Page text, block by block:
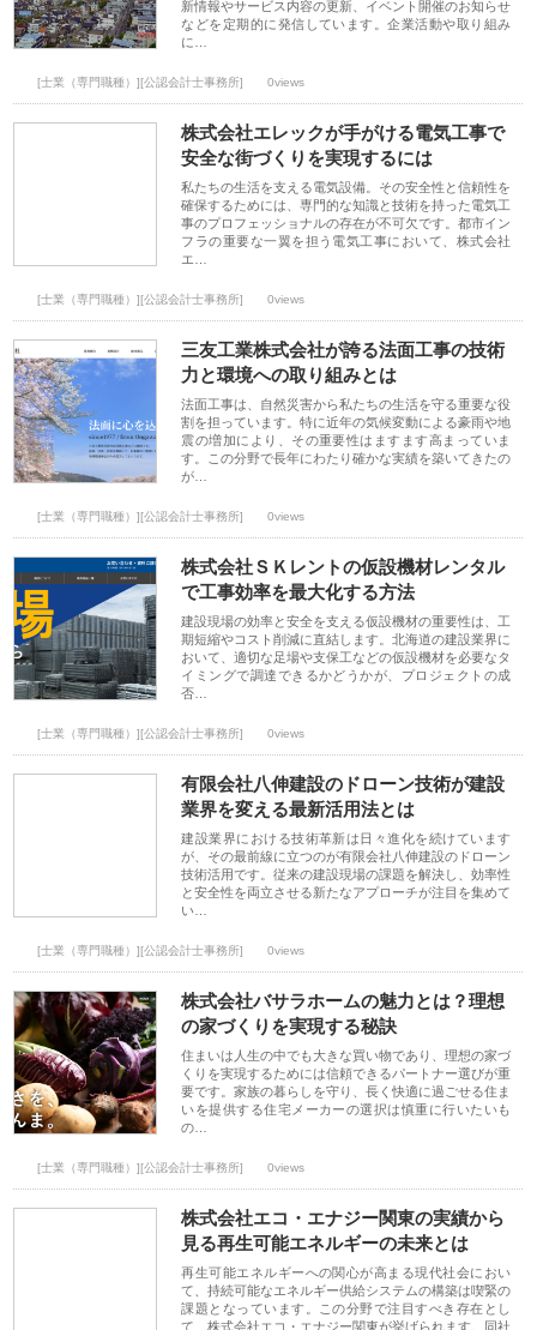
新情報やサービス内容の更新、イベント開催のお知らせ
などを定期的に発信しています。企業活動や取り組み
に…
[士業（専門職種）][公認会計士事務所] 0views
株式会社エレックが手がける電気工事で
安全な街づくりを実現するには
私たちの生活を支える電気設備。その安全性と信頼性を
確保するためには、専門的な知識と技術を持った電気工
事のプロフェッショナルの存在が不可欠です。都市イン
フラの重要な一翼を担う電気工事において、株式会社
エ…
[士業（専門職種）][公認会計士事務所] 0views
三友工業株式会社が誇る法面工事の技術
力と環境への取り組みとは
法面工事は、自然災害から私たちの生活を守る重要な役
割を担っています。特に近年の気候変動による豪雨や地
震の増加により、その重要性はますます高まっていま
す。この分野で長年にわたり確かな実績を築いてきたの
が…
[士業（専門職種）][公認会計士事務所] 0views
株式会社ＳＫレントの仮設機材レンタル
で工事効率を最大化する方法
建設現場の効率と安全を支える仮設機材の重要性は、工
期短縮やコスト削減に直結します。北海道の建設業界に
おいて、適切な足場や支保工などの仮設機材を必要なタ
イミングで調達できるかどうかが、プロジェクトの成
否…
[士業（専門職種）][公認会計士事務所] 0views
有限会社八伸建設のドローン技術が建設
業界を変える最新活用法とは
建設業界における技術革新は日々進化を続けています
が、その最前線に立つのが有限会社八伸建設のドローン
技術活用です。従来の建設現場の課題を解決し、効率性
と安全性を両立させる新たなアプローチが注目を集めて
い…
[士業（専門職種）][公認会計士事務所] 0views
株式会社バサラホームの魅力とは？理想
の家づくりを実現する秘訣
住まいは人生の中でも大きな買い物であり、理想の家づ
くりを実現するためには信頼できるパートナー選びが重
要です。家族の暮らしを守り、長く快適に過ごせる住ま
いを提供する住宅メーカーの選択は慎重に行いたいも
の…
[士業（専門職種）][公認会計士事務所] 0views
株式会社エコ・エナジー関東の実績から
見る再生可能エネルギーの未来とは
再生可能エネルギーへの関心が高まる現代社会におい
て、持続可能なエネルギー供給システムの構築は喫緊の
課題となっています。この分野で注目すべき存在とし
て、株式会社エコ・エナジー関東が挙げられます。同社